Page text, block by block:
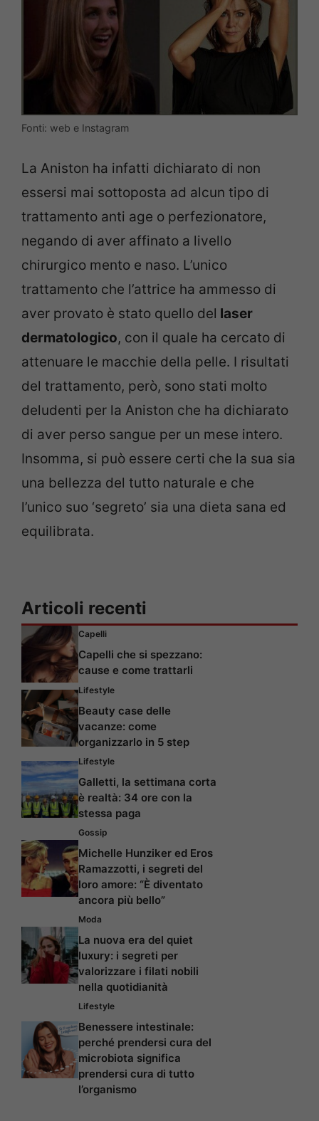
Fonti: web e Instagram
La Aniston ha infatti dichiarato di non
essersi mai sottoposta ad alcun tipo di
trattamento anti age o perfezionatore,
negando di aver affinato a livello
chirurgico mento e naso. L’unico
trattamento che l’attrice ha ammesso di
aver provato è stato quello del laser
dermatologico, con il quale ha cercato di
attenuare le macchie della pelle. I risultati
del trattamento, però, sono stati molto
deludenti per la Aniston che ha dichiarato
di aver perso sangue per un mese intero.
Insomma, si può essere certi che la sua sia
una bellezza del tutto naturale e che
l’unico suo ‘segreto’ sia una dieta sana ed
equilibrata.
Articoli recenti
Capelli
Capelli che si spezzano:
cause e come trattarli
Lifestyle
Beauty case delle
vacanze: come
organizzarlo in 5 step
Lifestyle
Galletti, la settimana corta
è realtà: 34 ore con la
stessa paga
Gossip
Michelle Hunziker ed Eros
Ramazzotti, i segreti del
loro amore: “È diventato
ancora più bello”
Moda
La nuova era del quiet
luxury: i segreti per
valorizzare i filati nobili
nella quotidianità
Lifestyle
Benessere intestinale:
perché prendersi cura del
microbiota significa
prendersi cura di tutto
l’organismo